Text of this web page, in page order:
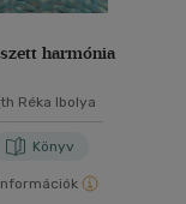
harmónia
Réka Ibolya
Könyv